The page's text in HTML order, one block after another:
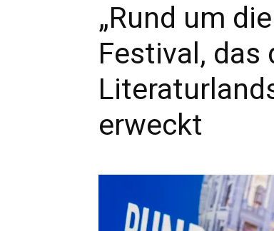
„Rund um
Festival, das
erweckt